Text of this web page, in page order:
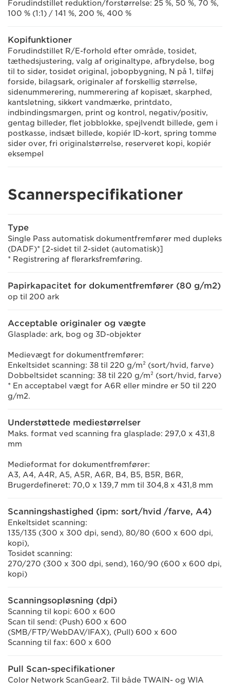
Forudindstillet reduktion/forstørrelse: 25 %, 50 %, 70 %,
100 % (1:1) / 141 %, 200 %, 400 %
Kopifunktioner
Forudindstillet R/E-forhold efter område, tosidet,
tæthedsjustering, valg af originaltype, afbrydelse, bog
til to sider, tosidet original, jobopbygning, N på 1, tilføj
forside, bilagsark, originaler af forskellig størrelse,
sidenummerering, nummerering af kopisæt, skarphed,
kantsletning, sikkert vandmærke, printdato,
indbindingsmargen, print og kontrol, negativ/positiv,
gentag billeder, flet jobblokke, spejlvendt billede, gem i
postkasse, indsæt billede, kopiér ID-kort, spring tomme
sider over, fri originalstørrelse, reserveret kopi, kopiér
eksempel
Scannerspecifikationer
Type
Single Pass automatisk dokumentfremfører med dupleks
(DADF)* [2-sidet til 2-sidet (automatisk)]
* Registrering af flerarksfremføring.
Papirkapacitet for dokumentfremfører (80 g/m2)
op til 200 ark
Acceptable originaler og vægte
Glasplade: ark, bog og 3D-objekter
Medievægt for dokumentfremfører:
Enkeltsidet scanning: 38 til 220 g/m² (sort/hvid, farve)
Dobbeltsidet scanning: 38 til 220 g/m² (sort/hvid, farve)
* En acceptabel vægt for A6R eller mindre er 50 til 220
g/m2.
Understøttede mediestørrelser
Maks. format ved scanning fra glasplade: 297,0 x 431,8
mm
Medieformat for dokumentfremfører:
A3, A4, A4R, A5, A5R, A6R, B4, B5, B5R, B6R,
Brugerdefineret: 70,0 x 139,7 mm til 304,8 x 431,8 mm
Scanningshastighed (ipm: sort/hvid /farve, A4)
Enkeltsidet scanning:
135/135 (300 x 300 dpi, send), 80/80 (600 x 600 dpi,
kopi),
Tosidet scanning:
270/270 (300 x 300 dpi, send), 160/90 (600 x 600 dpi,
kopi)
Scanningsopløsning (dpi)
Scanning til kopi: 600 x 600
Scan til send: (Push) 600 x 600
(SMB/FTP/WebDAV/IFAX), (Pull) 600 x 600
Scanning til fax: 600 x 600
Pull Scan-specifikationer
Color Network ScanGear2. Til både TWAIN- og WIA